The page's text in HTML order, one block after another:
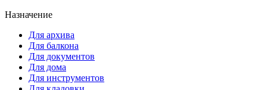
Назначение
Для архива
Для балкона
Для документов
Для дома
Для инструментов